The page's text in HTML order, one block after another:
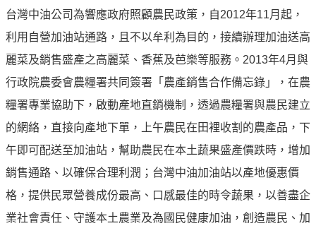
油
牌
精
神
淨
零
油
綠
色
護
台灣中油公司為響應政府照顧農民政策，自2012年11月起，
利用自營加油站通路，且不以牟利為目的，接續辦理加油送高
麗菜及銷售盛產之高麗菜、香蕉及芭樂等服務。2013年4月與
行政院農委會農糧署共同簽署「農產銷售合作備忘錄」，在農
糧署專業協助下，啟動產地直銷機制，透過農糧署與農民建立
的網絡，直接向產地下單，上午農民在田裡收割的農產品，下
午即可配送至加油站，幫助農民在本土蔬果盛產價跌時，增加
銷售通路、以確保合理利潤；台灣中油加油站以產地優惠價
格，提供民眾營養成份最高、口感最佳的時令蔬果，以善盡企
業社會責任、守護本土農業及為國民健康加油，創造農民、加